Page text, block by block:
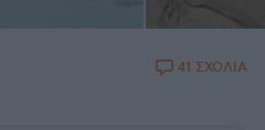
41 ΣΧΟΛΙΑ